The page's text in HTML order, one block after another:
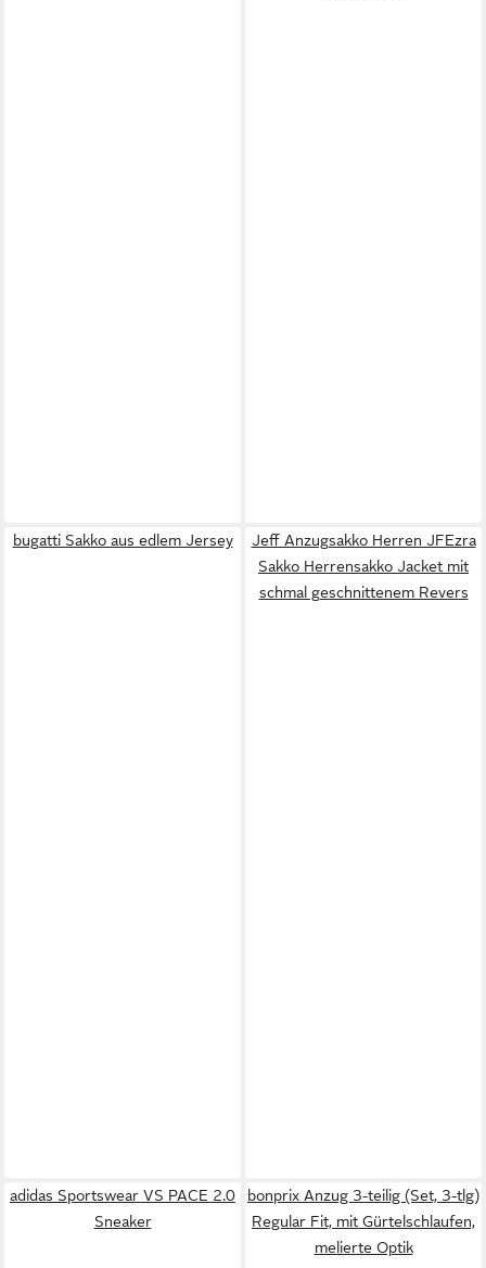
bugatti Sakko aus edlem Jersey
Jeff Anzugsakko Herren JFEzra
Sakko Herrensakko Jacket mit
schmal geschnittenem Revers
adidas Sportswear VS PACE 2.0
Sneaker
bonprix Anzug 3-teilig (Set, 3-tlg)
Regular Fit, mit Gürtelschlaufen,
melierte Optik